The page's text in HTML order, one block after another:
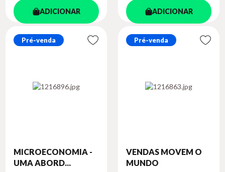
ADICIONAR ADICIONAR
Pré-venda
MICROECONOMIA -
UMA ABORD...
Pré-venda
VENDAS MOVEM O
MUNDO